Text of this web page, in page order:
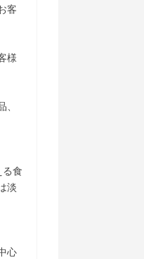
客
様
る食
淡
心